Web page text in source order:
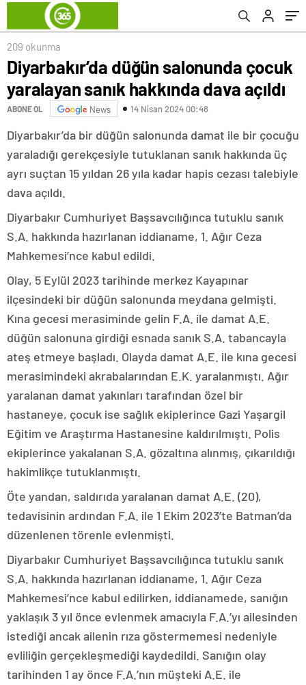
209 okunma
Diyarbakır’da düğün salonunda çocuk
yaralayan sanık hakkında dava açıldı
ABONE OL News 14 Nisan 2024 00:48
Diyarbakır’da bir düğün salonunda damat ile bir çocuğu
yaraladığı gerekçesiyle tutuklanan sanık hakkında üç
ayrı suçtan 15 yıldan 26 yıla kadar hapis cezası talebiyle
dava açıldı.
Diyarbakır Cumhuriyet Başsavcılığınca tutuklu sanık
S.A. hakkında hazırlanan iddianame, 1. Ağır Ceza
Mahkemesi’nce kabul edildi.
Olay, 5 Eylül 2023 tarihinde merkez Kayapınar
ilçesindeki bir düğün salonunda meydana gelmişti.
Kına gecesi merasiminde gelin F.A. ile damat A.E.
düğün salonuna girdiği esnada sanık S.A. tabancayla
ateş etmeye başladı. Olayda damat A.E. ile kına gecesi
merasimindeki akrabalarından E.K. yaralanmıştı. Ağır
yaralanan damat yakınları tarafından özel bir
hastaneye, çocuk ise sağlık ekiplerince Gazi Yaşargil
Eğitim ve Araştırma Hastanesine kaldırılmıştı. Polis
ekiplerince yakalanan S.A. gözaltına alınmış, çıkarıldığı
hakimlikçe tutuklanmıştı.
Öte yandan, saldırıda yaralanan damat A.E. (20),
tedavisinin ardından F.A. ile 1 Ekim 2023’te Batman’da
düzenlenen törenle evlenmişti.
Diyarbakır Cumhuriyet Başsavcılığınca tutuklu sanık
S.A. hakkında hazırlanan iddianame, 1. Ağır Ceza
Mahkemesi’nce kabul edilirken, iddianamede, sanığın
yaklaşık 3 yıl önce evlenmek amacıyla F.A.’yı ailesinden
istediği ancak ailenin rıza göstermemesi nedeniyle
evliliğin gerçekleşmediği kaydedildi. Sanığın olay
tarihinden 1 ay önce F.A.’nın müşteki A.E. ile